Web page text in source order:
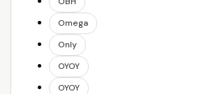
Omega
Only
OYOY
OYOY